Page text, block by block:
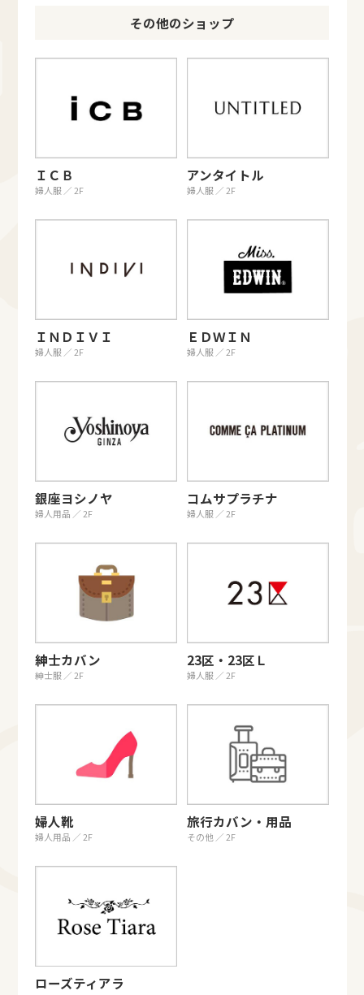
その他のショップ
ＩＣＢ
婦人服 ／ 2F
アンタイトル
婦人服 ／ 2F
ＩＮＤＩＶＩ
婦人服 ／ 2F
ＥＤＷＩＮ
婦人服 ／ 2F
銀座ヨシノヤ
婦人用品 ／ 2F
コムサプラチナ
婦人服 ／ 2F
紳士カバン
紳士服 ／ 2F
23区・23区Ｌ
婦人服 ／ 2F
婦人靴
婦人用品 ／ 2F
旅行カバン・用品
その他 ／ 2F
ローズティアラ